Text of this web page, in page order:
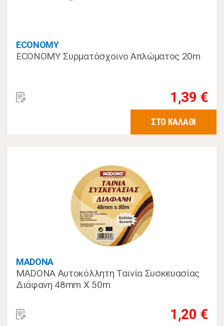
ECONOMY
ECONOMY Συρματόσχοινο Απλώματος 20m
1,39 €
ΣΤΟ ΚΑΛΑΘΙ
MADONA
MADONA Αυτοκόλλητη Ταινία Συσκευασίας
Διάφανη 48mm X 50m
1,20 €